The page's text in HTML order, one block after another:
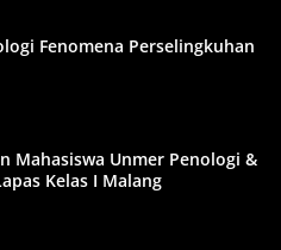
Fenomena Perselingkuhan
Mahasiswa Unmer Penologi &
Kelas I Malang